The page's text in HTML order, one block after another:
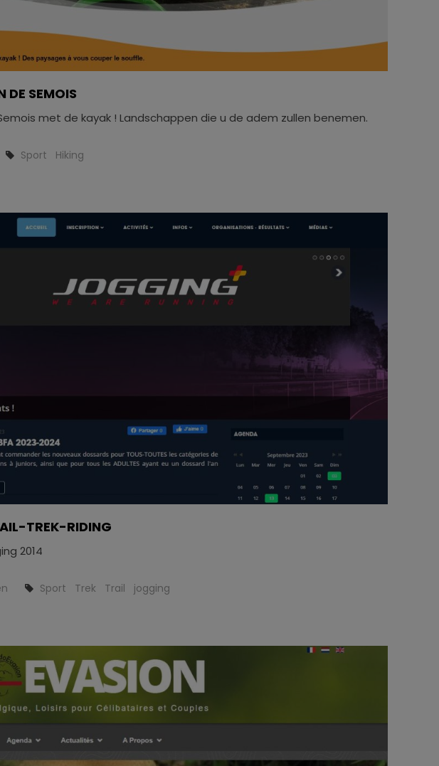
DE SEMOIS
met de kayak ! Landschappen die u de adem zullen benemen.
Sport Hiking
TREK-RIDING
2014
Sport Trek Trail jogging